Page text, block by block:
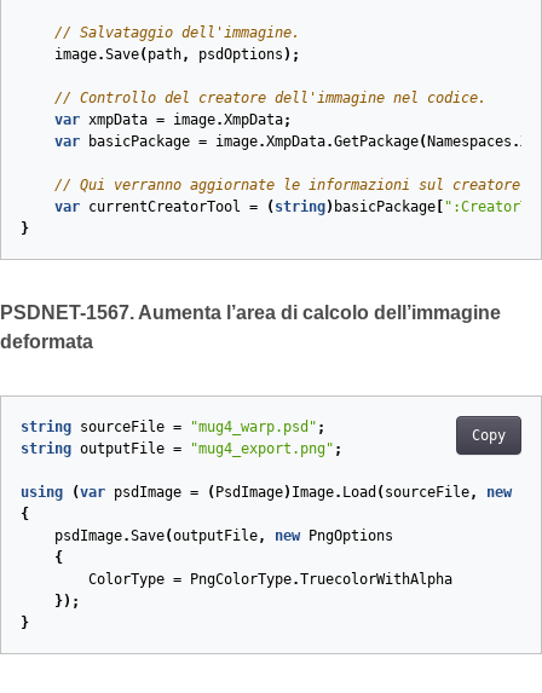
// Salvataggio dell'immagine.
image.Save( path, psdOptions );
// Controllo del creatore dell'immagine nel codice.
var xmpData = image.XmpData;
var
basicPackage = image.XmpData.GetPackage( Namespaces .
// Qui verranno aggiornate le informazioni sul creatore
var currentCreatorTool = ( string) basicPackage
}
PSDNET-1567. Aumenta l’area di calcolo dell’immagine
deformata
Copy
string sourceFile = "mug4_warp.psd" ;
string outputFile = "mug4_export.png" ;
using (var psdImage = ( PsdImage) Image. Load ( sourceFile, new
{
psdImage.Save(outputFile, new
PngOptions
{
ColorType = PngColorType.TruecolorWithAlpha
});
}